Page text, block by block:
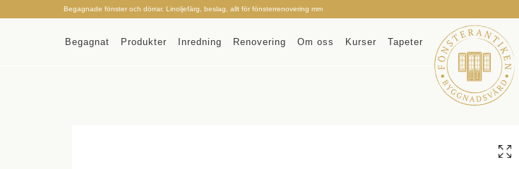
Begagnade fönster och dörrar. Linoljefärg, beslag, allt för fönsterrenovering mm
Begagnat Produkter Inredning Renovering Om oss Kurser Tapeter